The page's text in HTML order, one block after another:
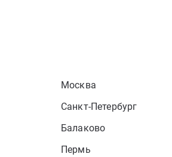
Москва
Санкт-Петербург
Балаково
Пермь